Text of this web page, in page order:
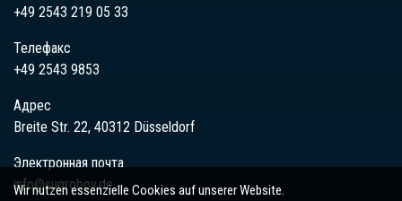
+49 2543 219 05 33
Телефакс
+49 2543 9853
Адрес
Breite Str. 22, 40312 Düsseldorf
Электронная почта
info@sugrobov.de
Wir nutzen essenzielle Cookies auf unserer Website.